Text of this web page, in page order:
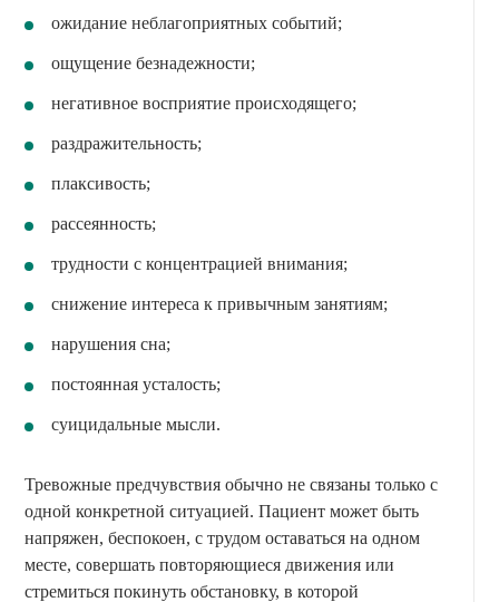
ожидание неблагоприятных событий;
ощущение безнадежности;
негативное восприятие происходящего;
раздражительность;
плаксивость;
рассеянность;
трудности с концентрацией внимания;
снижение интереса к привычным занятиям;
нарушения сна;
постоянная усталость;
суицидальные мысли.
Тревожные предчувствия обычно не связаны только с
одной конкретной ситуацией. Пациент может быть
напряжен, беспокоен, с трудом оставаться на одном
месте, совершать повторяющиеся движения или
стремиться покинуть обстановку, в которой